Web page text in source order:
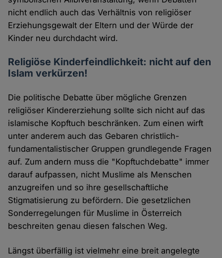
nicht endlich auch das Verhältnis von religiöser
Erziehungsgewalt der Eltern und der Würde der
Kinder neu durchdacht wird.
Religiöse Kinderfeindlichkeit: nicht auf den
Islam verkürzen!
Die politische Debatte über mögliche Grenzen
religiöser Kindererziehung sollte sich nicht auf das
islamische Kopftuch beschränken. Zum einen wirft
unter anderem auch das Gebaren christlich-
fundamentalistischer Gruppen grundlegende Fragen
auf. Zum andern muss die "Kopftuchdebatte" immer
darauf aufpassen, nicht Muslime als Menschen
anzugreifen und so ihre gesellschaftliche
Stigmatisierung zu befördern. Die gesetzlichen
Sonderregelungen für Muslime in Österreich
beschreiten genau diesen falschen Weg.
Längst überfällig ist vielmehr eine breit angelegte